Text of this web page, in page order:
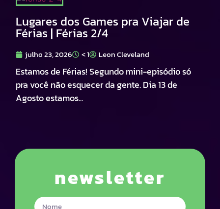
Lugares dos Games pra Viajar de
Férias | Férias 2/4
julho 23, 2026 < 1 Leon Cleveland
Estamos de Férias! Segundo mini-episódio só
pra você não esquecer da gente. Dia 13 de
Agosto estamos...
newsletter